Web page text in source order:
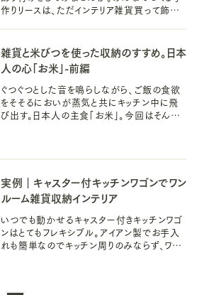
作りリースは、ただインテリア雑貨買って飾る
雑貨と米びつを使った収納のすすめ。日本
人の心「お米」-前編
ぐつぐつとした音を鳴らしながら、ご飯の食欲
をそそるにおいが蒸気と共にキッチン中に飛
び出す。日本人の主食「お米」。今回はそんな
実例｜キャスター付キッチンワゴンでワン
ルーム雑貨収納インテリア
いつでも動かせるキャスター付きキッチンワゴ
ンはとてもフレキシブル。アイアン製でお手入
れも簡単なのでキッチン周りのみならず、ワン